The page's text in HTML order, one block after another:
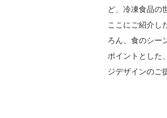
ど、冷凍食品の
ここにご紹介し
ろん、食のシー
ポイントとした
ジデザインのご